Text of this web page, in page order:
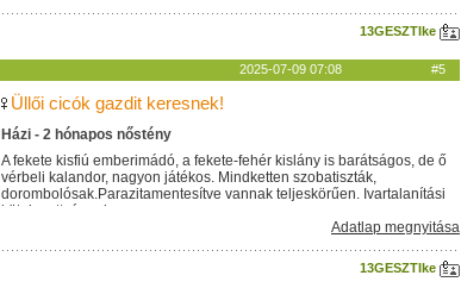
13GESZTIke
2025-07-09 07:08 #5
Üllői cicók gazdit keresnek!
Házi - 2 hónapos nőstény
A fekete kisfiú emberimádó, a fekete-fehér kislány is barátságos, de ő
vérbeli kalandor, nagyon játékos. Mindketten szobatiszták,
dorombolósak.Parazitamentesítve vannak teljeskörűen. Ivartalanítási
kötelezettséggel...
Adatlap megnyitása
13GESZTIke